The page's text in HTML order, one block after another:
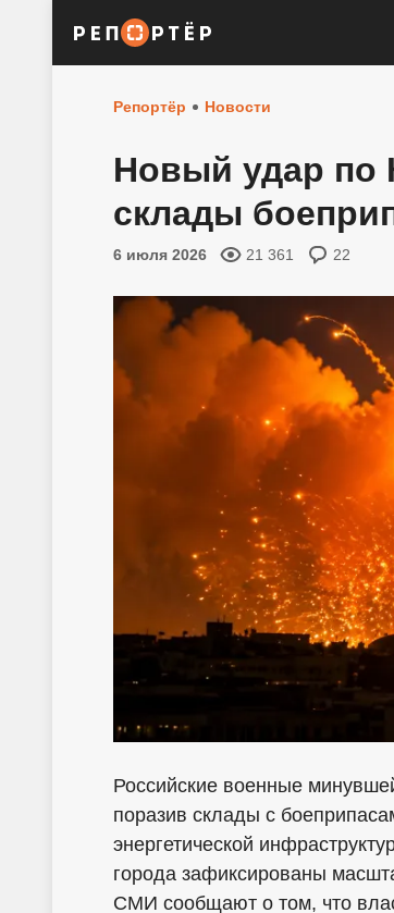
Репортёр Новости
Новый удар по
склады
6 июля 2026 21 361 22
Российские военные
поразив склады с
энергетической
города зафиксированы
СМИ сообщают о том, что